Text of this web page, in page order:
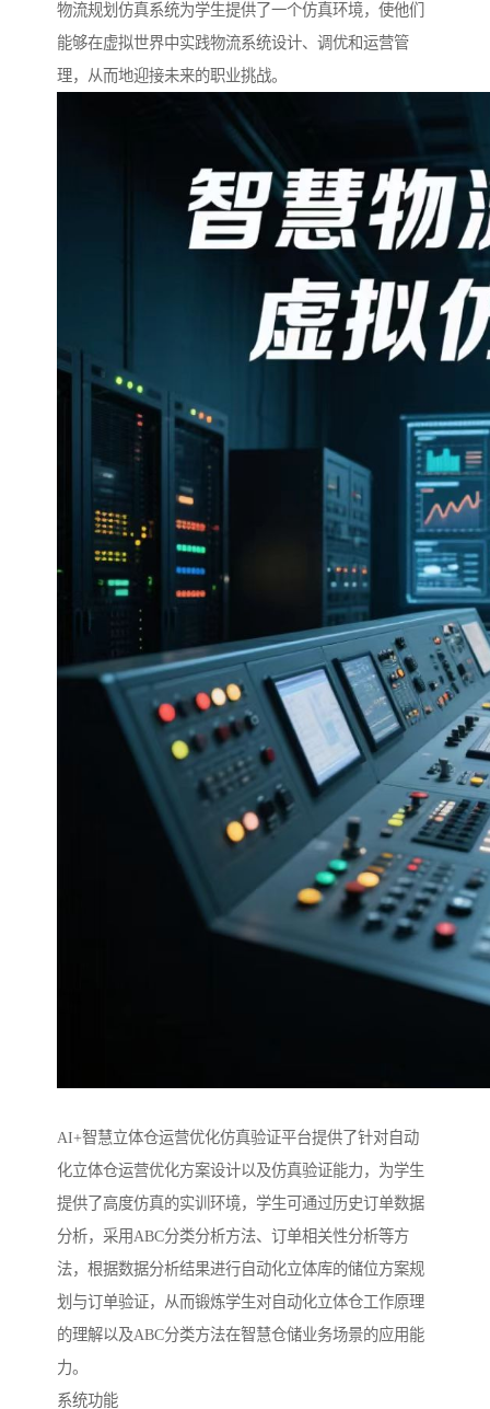
物流规划仿真系统为学生提供了一个仿真环境，使他们
能够在虚拟世界中实践物流系统设计、调优和运营管
理，从而地迎接未来的职业挑战。
AI+智慧立体仓运营优化仿真验证平台提供了针对自动
化立体仓运营优化方案设计以及仿真验证能力，为学生
提供了高度仿真的实训环境，学生可通过历史订单数据
分析，采用ABC分类分析方法、订单相关性分析等方
法，根据数据分析结果进行自动化立体库的储位方案规
划与订单验证，从而锻炼学生对自动化立体仓工作原理
的理解以及ABC分类方法在智慧仓储业务场景的应用能
力。
系统功能